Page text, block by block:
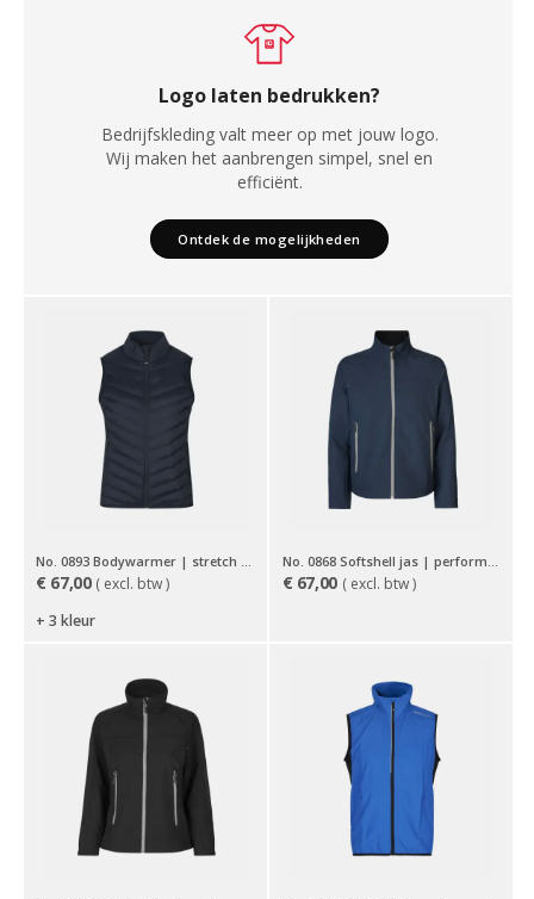
Logo laten bedrukken?
Bedrijfskleding valt meer op met jouw logo.
Wij maken het aanbrengen simpel, snel en
efficiënt.
Ontdek de mogelijkheden
No. 0893 Bodywarmer | stretch | dames
€ 67,00 ( excl. btw )
+ 3 kleur
No. 0868 Softshell jas | performance
€ 67,00 ( excl. btw )